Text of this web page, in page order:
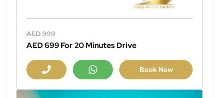
AED 999
AED 699For 20 Minutes Drive
Book Now